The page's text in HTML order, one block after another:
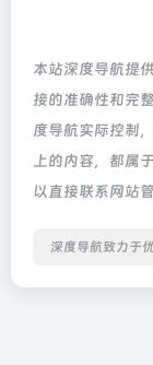
本站深度导航提
接的准确性和完
度导航实际控制
上的内容，都属
以直接联系网站
深度导航致力于